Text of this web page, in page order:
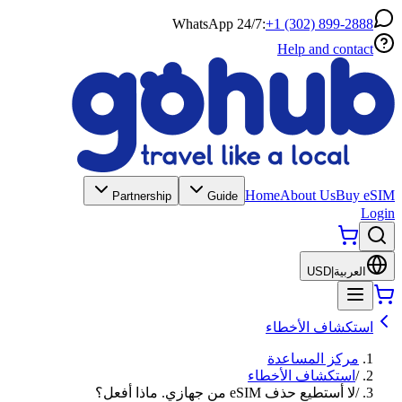
WhatsApp 24/7:+1 (302) 899-2888
Help and contact
HomeAbout UsBuy eSIM
Guide
Partnership
Login
العربية USD
استكشاف الأخطاء
مركز المساعدة
/ استكشاف الأخطاء
/لا أستطيع حذف eSIM من جهازي. ماذا أفعل؟